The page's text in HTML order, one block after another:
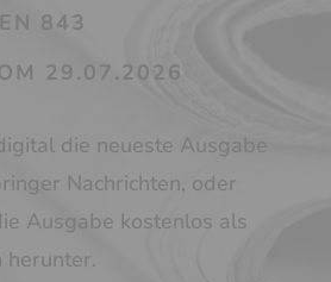
843
29.07.2026
die neueste Ausgabe
Nachrichten, oder
Ausgabe kostenlos als
herunter.